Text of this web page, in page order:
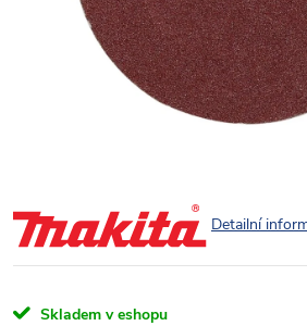
Detailní
Skladem v eshopu